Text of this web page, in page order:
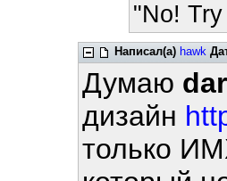
"No!
Написал(а) hawk
Думаю
дизайн
только